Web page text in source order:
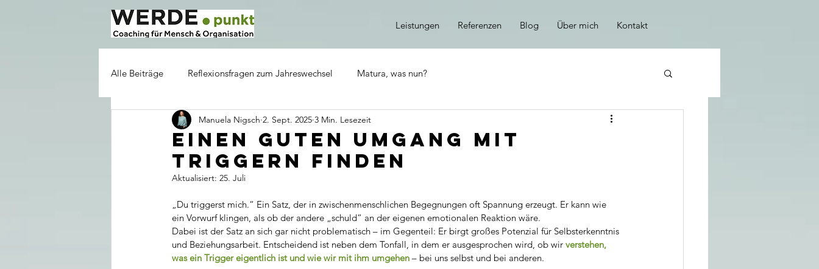
Leistungen Referenzen Blog Über mich Kontakt
Alle Beiträge Reflexionsfragen zum Jahreswechsel Matura, was nun?
Einen guten Umgang mit
Triggern finden
Manuela Nigsch 2. Sept. 2025 3 Min. Lesezeit
Aktualisiert: 25. Juli
„Du triggerst mich.“ Ein Satz, der in zwischenmenschlichen Begegnungen oft Spannung erzeugt. Er kann wie
ein Vorwurf klingen, als ob der andere „schuld“ an der eigenen emotionalen Reaktion wäre.
Dabei ist der Satz an sich gar nicht problematisch – im Gegenteil: Er birgt großes Potenzial für Selbsterkenntnis
und Beziehungsarbeit. Entscheidend ist neben dem Tonfall, in dem er ausgesprochen wird, ob wir verstehen,
was ein Trigger eigentlich ist und wie wir mit ihm umgehen – bei uns selbst und bei anderen.